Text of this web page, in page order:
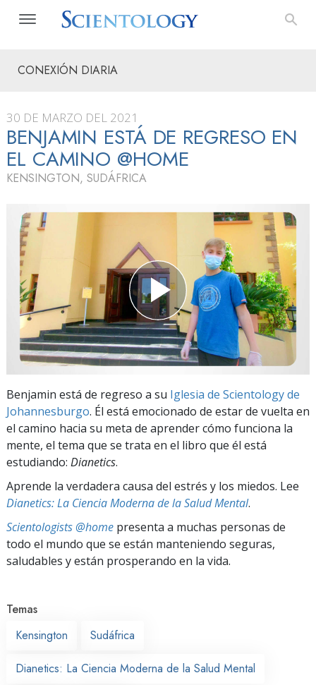
CONEXIÓN DIARIA
30 DE MARZO DEL 2021
BENJAMIN ESTÁ DE REGRESO EN
EL CAMINO @HOME
KENSINGTON, SUDÁFRICA
Benjamin está de regreso a su Iglesia de Scientology de
Johannesburgo. Él está emocionado de estar de vuelta en
el camino hacia su meta de aprender cómo funciona la
mente, el tema que se trata en el libro que él está
estudiando: Dianetics.
Aprende la verdadera causa del estrés y los miedos. Lee
Dianetics: La Ciencia Moderna de la Salud Mental.
Scientologists @home presenta a muchas personas de
todo el mundo que se están manteniendo seguras,
saludables y están prosperando en la vida.
Temas
Kensington
Sudáfrica
Dianetics: La Ciencia Moderna de la Salud Mental